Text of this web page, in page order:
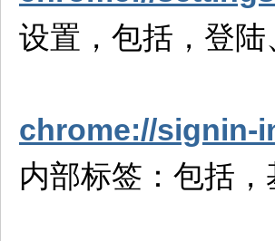
设置，包括，登
chrome://signin-
内部标签：包括